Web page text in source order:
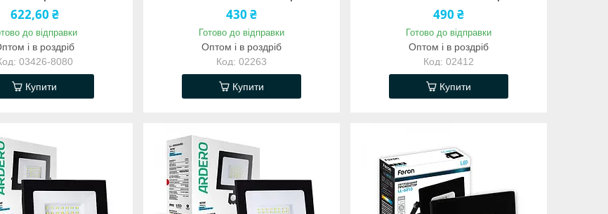
622,60 ₴
до відправки
і в роздріб
03426-8080
Купити
430 ₴
Готово до відправки
Оптом і в роздріб
02263
Купити
490 ₴
Готово до відправки
Оптом і в роздріб
02412
Купити